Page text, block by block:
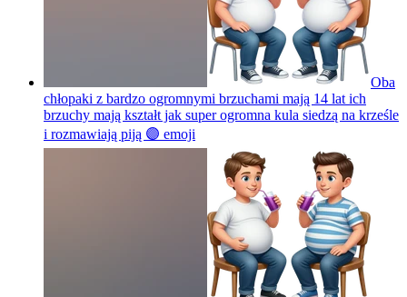
Oba
chłopaki z bardzo ogromnymi brzuchami mają 14 lat ich
brzuchy mają kształt jak super ogromna kula siedzą na krześle
i rozmawiają piją 🟣 emoji